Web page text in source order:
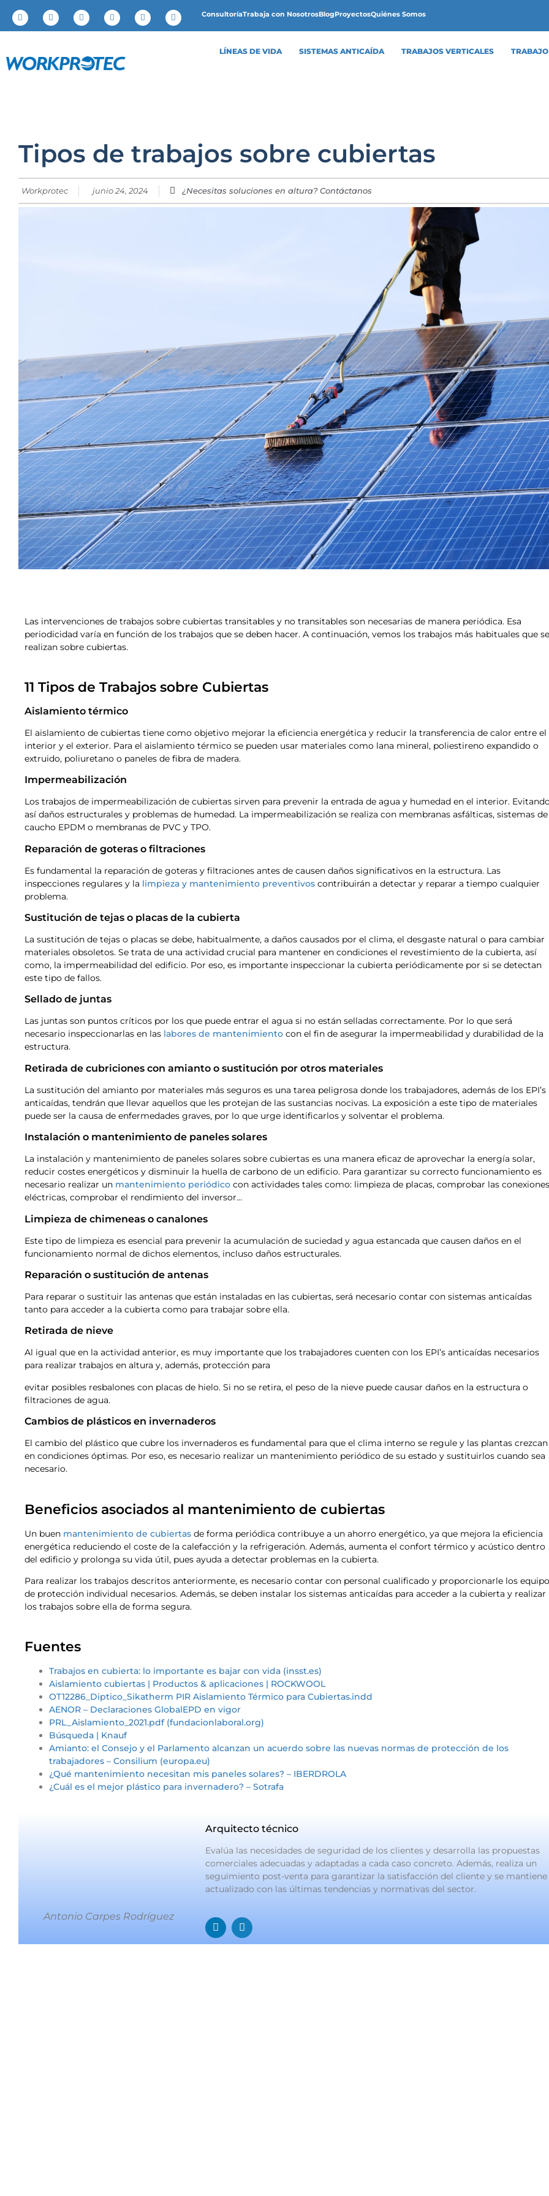
ConsultoríaTrabaja con NosotrosBlogProyectosQuiénes Somos
LÍNEAS DE VIDA SISTEMAS ANTICAÍDA TRABAJOS VERTICALES
Tipos de trabajos sobre cubiertas
Workprotec junio 24, 2024 ¿Necesitas soluciones en altura? Contáctanos
Las intervenciones de trabajos sobre cubiertas transitables y no transitables son necesarias de manera periódica. Esa
periodicidad varía en función de los trabajos que se deben hacer. A continuación, vemos los trabajos más habituales que se
realizan sobre cubiertas.
11 Tipos de Trabajos sobre Cubiertas
Aislamiento térmico
El aislamiento de cubiertas tiene como objetivo mejorar la eficiencia energética y reducir la transferencia de calor entre el
interior y el exterior. Para el aislamiento térmico se pueden usar materiales como lana mineral, poliestireno expandido o
extruido, poliuretano o paneles de fibra de madera.
Impermeabilización
Los trabajos de impermeabilización de cubiertas sirven para prevenir la entrada de agua y humedad en el interior.
así daños estructurales y problemas de humedad. La impermeabilización se realiza con membranas asfálticas, sistemas de
caucho EPDM o membranas de PVC y TPO.
Reparación de goteras o filtraciones
Es fundamental la reparación de goteras y filtraciones antes de causen daños significativos en la estructura. Las
inspecciones regulares y la limpieza y mantenimiento preventivos contribuirán a detectar y reparar a tiempo cualquier
problema.
Sustitución de tejas o placas de la cubierta
La sustitución de tejas o placas se debe, habitualmente, a daños causados por el clima, el desgaste natural o para cambiar
materiales obsoletos. Se trata de una actividad crucial para mantener en condiciones el revestimiento de la cubierta, así
como, la impermeabilidad del edificio. Por eso, es importante inspeccionar la cubierta periódicamente por si se detectan
este tipo de fallos.
Sellado de juntas
Las juntas son puntos críticos por los que puede entrar el agua si no están selladas correctamente. Por lo que será
necesario inspeccionarlas en las labores de mantenimiento con el fin de asegurar la impermeabilidad y durabilidad de la
estructura.
Retirada de cubriciones con amianto o sustitución por otros materiales
La sustitución del amianto por materiales más seguros es una tarea peligrosa donde los trabajadores, además de los EPI’s
anticaídas, tendrán que llevar aquellos que les protejan de las sustancias nocivas. La exposición a este tipo de materiales
puede ser la causa de enfermedades graves, por lo que urge identificarlos y solventar el problema.
Instalación o mantenimiento de paneles solares
La instalación y mantenimiento de paneles solares sobre cubiertas es una manera eficaz de aprovechar la energía solar,
reducir costes energéticos y disminuir la huella de carbono de un edificio. Para garantizar su correcto funcionamiento es
necesario realizar un mantenimiento periódico con actividades tales como: limpieza de placas, comprobar las conexiones
eléctricas, comprobar el rendimiento del inversor…
Limpieza de chimeneas o canalones
Este tipo de limpieza es esencial para prevenir la acumulación de suciedad y agua estancada que causen daños en el
funcionamiento normal de dichos elementos, incluso daños estructurales.
Reparación o sustitución de antenas
Para reparar o sustituir las antenas que están instaladas en las cubiertas, será necesario contar con sistemas anticaídas
tanto para acceder a la cubierta como para trabajar sobre ella.
Retirada de nieve
Al igual que en la actividad anterior, es muy importante que los trabajadores cuenten con los EPI’s anticaídas necesarios
para realizar trabajos en altura y, además, protección para
evitar posibles resbalones con placas de hielo. Si no se retira, el peso de la nieve puede causar daños en la estructura o
filtraciones de agua.
Cambios de plásticos en invernaderos
El cambio del plástico que cubre los invernaderos es fundamental para que el clima interno se regule y las plantas crezcan
en condiciones óptimas. Por eso, es necesario realizar un mantenimiento periódico de su estado y sustituirlos cuando sea
necesario.
Beneficios asociados al mantenimiento de cubiertas
Un buen mantenimiento de cubiertas de forma periódica contribuye a un ahorro energético, ya que mejora la eficiencia
energética reduciendo el coste de la calefacción y la refrigeración. Además, aumenta el confort térmico y acústico dentro
del edificio y prolonga su vida útil, pues ayuda a detectar problemas en la cubierta.
Para realizar los trabajos descritos anteriormente, es necesario contar con personal cualificado y proporcionarle los
de protección individual necesarios. Además, se deben instalar los sistemas anticaídas para acceder a la cubierta y realizar
los trabajos sobre ella de forma segura.
Fuentes
Trabajos en cubierta: lo importante es bajar con vida (insst.es)
Aislamiento cubiertas | Productos & aplicaciones | ROCKWOOL
OT12286_Diptico_Sikatherm PIR Aislamiento Térmico para Cubiertas.indd
AENOR – Declaraciones GlobalEPD en vigor
PRL_Aislamiento_2021.pdf (fundacionlaboral.org)
Búsqueda | Knauf
Amianto: el Consejo y el Parlamento alcanzan un acuerdo sobre las nuevas normas de protección de los
trabajadores – Consilium (europa.eu)
¿Qué mantenimiento necesitan mis paneles solares? – IBERDROLA
¿Cuál es el mejor plástico para invernadero? – Sotrafa
Antonio Carpes Rodríguez
Arquitecto técnico
Evalúa las necesidades de seguridad de los clientes y desarrolla las propuestas
comerciales adecuadas y adaptadas a cada caso concreto. Además, realiza un
seguimiento post-venta para garantizar la satisfacción del cliente y se mantiene
actualizado con las últimas tendencias y normativas del sector.